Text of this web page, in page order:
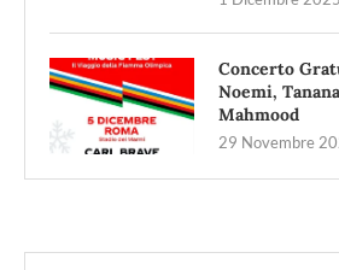
Concerto
Noemi,
Mahmood
29 Novembre